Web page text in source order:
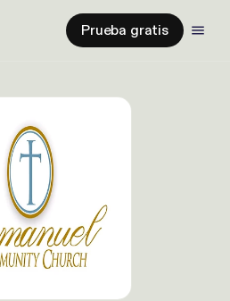
Prueba gratis